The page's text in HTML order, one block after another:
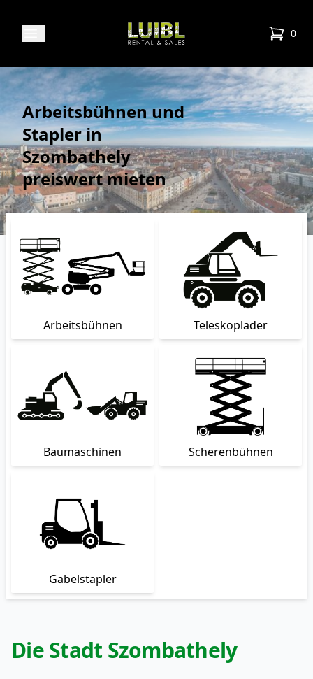
Luibl Rental & Sales 0
items
Arbeitsbühnen und
Stapler in
Szombathely
preiswert mieten
Arbeitsbühnen Teleskoplader
Baumaschinen Scherenbühnen
Gabelstapler
Die Stadt Szombathely